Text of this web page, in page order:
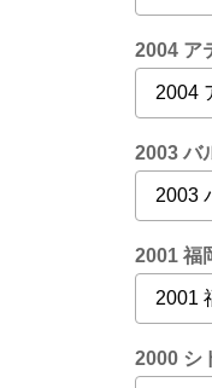
2004 ア
2003 バ
2001 福
2000 シ